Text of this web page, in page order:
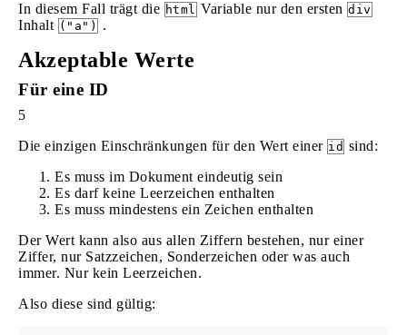
In diesem Fall trägt die html Variable nur den ersten div
Inhalt ("a") .
Akzeptable Werte
Für eine ID
5
Die einzigen Einschränkungen für den Wert einer id sind:
Es muss im Dokument eindeutig sein
Es darf keine Leerzeichen enthalten
Es muss mindestens ein Zeichen enthalten
Der Wert kann also aus allen Ziffern bestehen, nur einer
Ziffer, nur Satzzeichen, Sonderzeichen oder was auch
immer. Nur kein Leerzeichen.
Also diese sind gültig: